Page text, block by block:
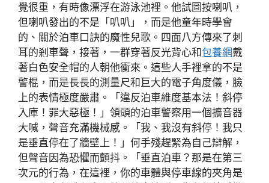
覺很重，有時像漂浮在游泳池裡。他試圖按喇叭，
但喇叭發出的不是「叭叭」，而是他童年時學會
的、關於泊車口訣的魔性兒歌。四面八方傳來了刺
耳的剎車聲，接著，一群穿著反光背心和包養網戴
著白色安全帽的人朝他衝來。這些人手裡拿的不是
警棍，而是長長的測量尺和巨大的電子角度儀，臉
上的表情極度嚴肅。「違反泊車維度基本法！斜停
入庫！罪大惡極！」領頭的泊車警察用一個擴音器
大喊，聲音充滿機械感。「我、我沒有斜停！我只
是垂直停在了牆壁上！」何手殘趕緊為自己辯解，
但聲音因為恐懼而顫抖。「垂直泊車？那是在第三
次元的行為，在這裡，你的車體與停車線的夾角是